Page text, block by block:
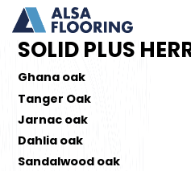
SOLID PLUS
Ghana oak
Tanger Oak
Jarnac oak
Dahlia oak
Sandalwood oak